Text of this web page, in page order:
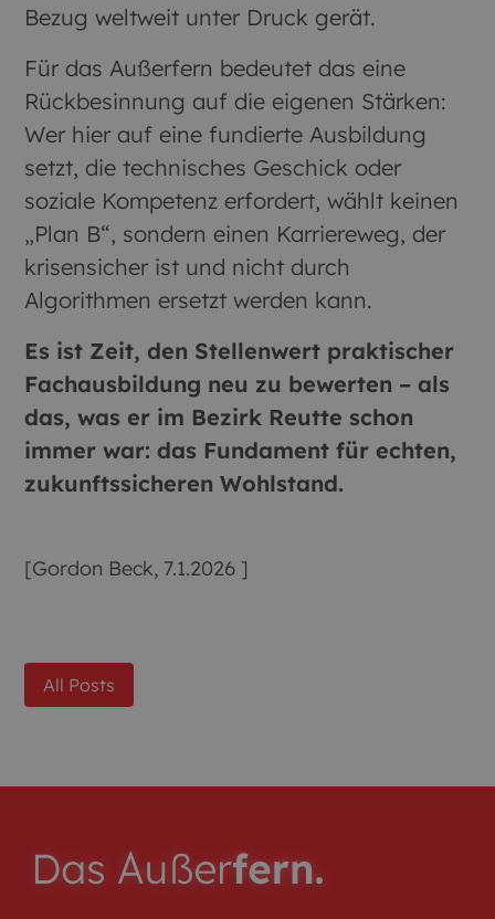
Bezug weltweit unter Druck gerät.
Für das Außerfern bedeutet das eine
Rückbesinnung auf die eigenen Stärken:
Wer hier auf eine fundierte Ausbildung
setzt, die technisches Geschick oder
soziale Kompetenz erfordert, wählt keinen
„Plan B“, sondern einen Karriereweg, der
krisensicher ist und nicht durch
Algorithmen ersetzt werden kann.
Es ist Zeit, den Stellenwert praktischer
Fachausbildung neu zu bewerten – als
das, was er im Bezirk Reutte schon
immer war: das Fundament für echten,
zukunftssicheren Wohlstand.
[Gordon Beck, 7.1.2026 ]
All Posts